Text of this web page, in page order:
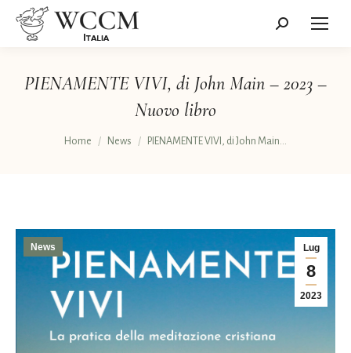
Cerca:
PIENAMENTE VIVI, di John Main – 2023 –
Nuovo libro
Tu sei qui:
Home News PIENAMENTE VIVI, di John Main…
Lug
8
2023
News